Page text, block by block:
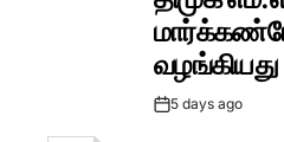
Post5 days ago